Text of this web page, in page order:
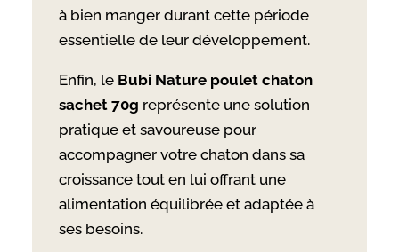
à bien manger durant cette période
essentielle de leur développement.
Enfin, le Bubi Nature poulet chaton
sachet 70g représente une solution
pratique et savoureuse pour
accompagner votre chaton dans sa
croissance tout en lui offrant une
alimentation équilibrée et adaptée à
ses besoins.